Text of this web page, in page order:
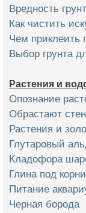
Вредность
Как чистить
Чем приклеить
Выбор грунта
Растения и
Опознание
Обрастают
Растения и
Глутаровый
Кладофора
Глина под корни
Питание
Черная борода